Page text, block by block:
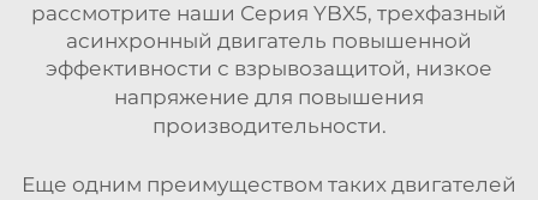
рассмотрите наши Серия YBX5, трехфазный
асинхронный двигатель повышенной
эффективности с взрывозащитой, низкое
напряжение для повышения
производительности.
Еще одним преимуществом таких двигателей